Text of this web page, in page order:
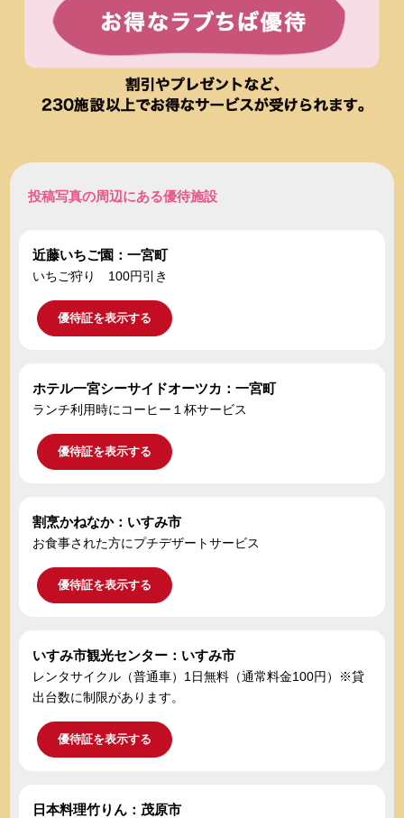
投稿写真の周辺にある優待施設
近藤いちご園：一宮町
いちご狩り 100円引き
優待証を表示する
ホテル一宮シーサイドオーツカ：一宮町
ランチ利用時にコーヒー１杯サービス
優待証を表示する
割烹かねなか：いすみ市
お食事された方にプチデザートサービス
優待証を表示する
いすみ市観光センター：いすみ市
レンタサイクル（普通車）1日無料（通常料金100円）※貸
出台数に制限があります。
優待証を表示する
日本料理竹りん：茂原市